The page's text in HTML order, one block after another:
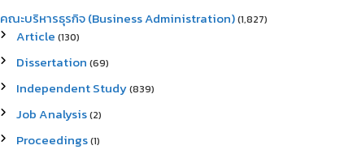
คณะบริหารธุรกิจ (Business Administration)(1,827)
Article (130)
Dissertation (69)
Independent Study(839)
Job Analysis(2)
Proceedings(1)